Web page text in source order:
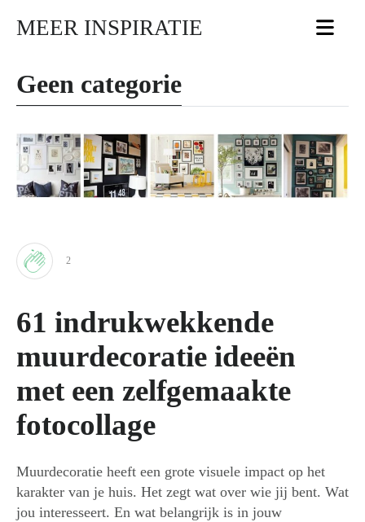
MEER INSPIRATIE
Geen categorie
Clap
for
this
post
2
61 indrukwekkende
muurdecoratie ideeën
met een zelfgemaakte
fotocollage
Muurdecoratie heeft een grote visuele impact op het
karakter van je huis. Het zegt wat over wie jij bent. Wat
jou interesseert. En wat belangrijk is in jouw